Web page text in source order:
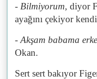
- Bilmiyorum, diyor
ayağını çekiyor
- Akşam babama
Okan.
Sert sert bakıyor